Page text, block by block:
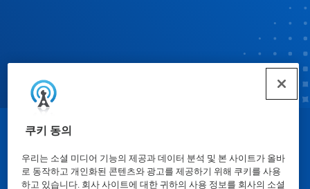
쿠키 동의
우리는 소셜 미디어 기능의 제공과 데이터 분석 및 본 사이트가 올바
로 동작하고 개인화된 콘텐츠와 광고를 제공하기 위해 쿠키를 사용
하고 있습니다. 회사 사이트에 대한 귀하의 사용 정보를 회사의 소셜
물질안전보건자료표| 개인정보보호방침|이용약관